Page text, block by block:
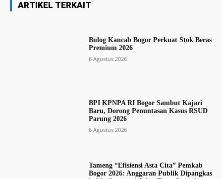
ARTIKEL TERKAIT
Bulog Kancab Bogor Perkuat Stok Beras
Premium 2026
6 Agustus 2026
BPI KPNPA RI Bogor Sambut Kajari
Baru, Dorong Penuntasan Kasus RSUD
Parung 2026
6 Agustus 2026
Tameng “Efisiensi Asta Cita” Pemkab
Bogor 2026: Anggaran Publik Dipangkas